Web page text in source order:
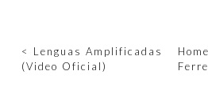
Navegación
de
<
Lenguas Amplificadas
(Video Oficial)